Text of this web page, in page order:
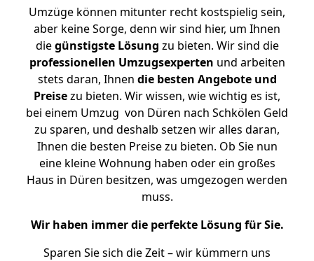
Umzüge können mitunter recht kostspielig sein,
aber keine Sorge, denn wir sind hier, um Ihnen
diegünstigste Lösung zu bieten. Wir sind die
professionellen Umzugsexperten und arbeiten
stets daran, Ihnen die besten Angebote und
Preisezu bieten. Wir wissen, wie wichtig es ist,
bei einem Umzug von Düren nach Schkölen Geld
zu sparen, und deshalb setzen wir alles daran,
Ihnen die besten Preise zu bieten. Ob Sie nun
eine kleine Wohnung haben oder ein großes
Haus in Düren besitzen, was umgezogen werden
muss.
Wir haben immer die perfekte Lösung für Sie.
Sparen Sie sich die Zeit – wir kümmern uns